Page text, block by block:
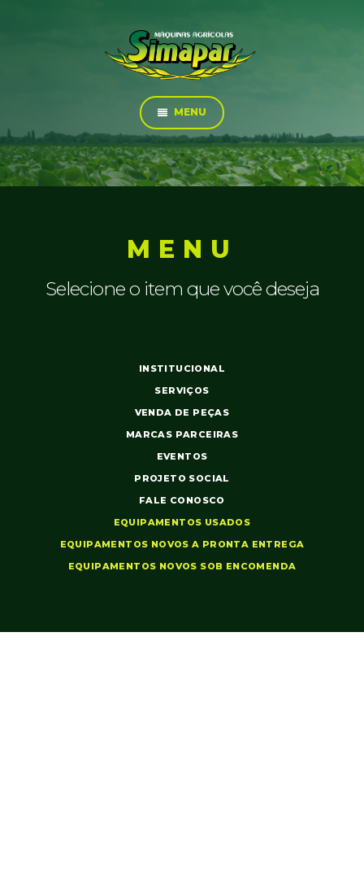
MENU
MENU
Selecione o item que você deseja
INSTITUCIONAL
SERVIÇOS
VENDA DE PEÇAS
MARCAS PARCEIRAS
EVENTOS
PROJETO SOCIAL
FALE CONOSCO
EQUIPAMENTOS USADOS
EQUIPAMENTOS NOVOS A PRONTA ENTREGA
EQUIPAMENTOS NOVOS SOB ENCOMENDA